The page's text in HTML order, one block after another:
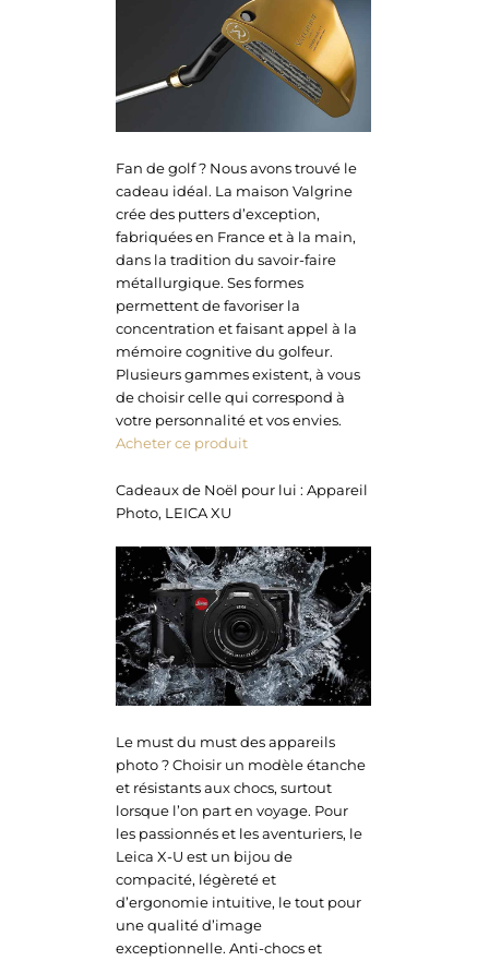
Fan de golf ? Nous avons trouvé le
cadeau idéal. La maison Valgrine
crée des putters d’exception,
fabriquées en France et à la main,
dans la tradition du savoir-faire
métallurgique. Ses formes
permettent de favoriser la
concentration et faisant appel à la
mémoire cognitive du golfeur.
Plusieurs gammes existent, à vous
de choisir celle qui correspond à
votre personnalité et vos envies.
Acheter ce produit
Cadeaux de Noël pour lui : Appareil
Photo, LEICA XU
Le must du must des appareils
photo ? Choisir un modèle étanche
et résistants aux chocs, surtout
lorsque l’on part en voyage. Pour
les passionnés et les aventuriers, le
Leica X-U est un bijou de
compacité, légèreté et
d’ergonomie intuitive, le tout pour
une qualité d’image
exceptionnelle. Anti-chocs et